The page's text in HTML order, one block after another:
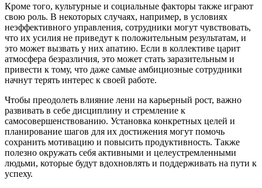
Кроме того, культурные и социальные факторы также играют
свою роль. В некоторых случаях, например, в условиях
неэффективного управления, сотрудники могут чувствовать,
что их усилия не приведут к положительным результатам, и
это может вызвать у них апатию. Если в коллективе царит
атмосфера безразличия, это может стать заразительным и
привести к тому, что даже самые амбициозные сотрудники
начнут терять интерес к своей работе.
Чтобы преодолеть влияние лени на карьерный рост, важно
развивать в себе дисциплину и стремление к
самосовершенствованию. Установка конкретных целей и
планирование шагов для их достижения могут помочь
сохранить мотивацию и повысить продуктивность. Также
полезно окружать себя активными и целеустремленными
людьми, которые будут вдохновлять и поддерживать на пути к
успеху.